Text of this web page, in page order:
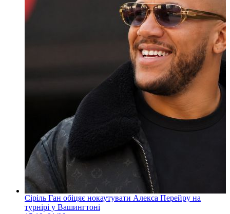
Сіріль Ган обіцяє нокаутувати Алекса Перейру на
турнірі у Вашингтоні